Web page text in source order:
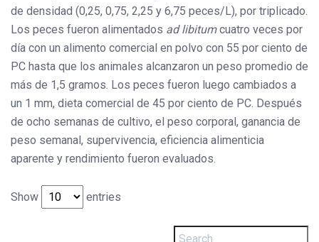
de densidad (0,25, 0,75, 2,25 y 6,75 peces/L), por triplicado.
Los peces fueron alimentados ad libitumcuatro veces por
día con un alimento comercial en polvo con 55 por ciento de
PC hasta que los animales alcanzaron un peso promedio de
más de 1,5 gramos. Los peces fueron luego cambiados a
un 1 mm, dieta comercial de 45 por ciento de PC. Después
de ocho semanas de cultivo, el peso corporal, ganancia de
peso semanal, supervivencia, eficiencia alimenticia
aparente y rendimiento fueron evaluados.
Show entries